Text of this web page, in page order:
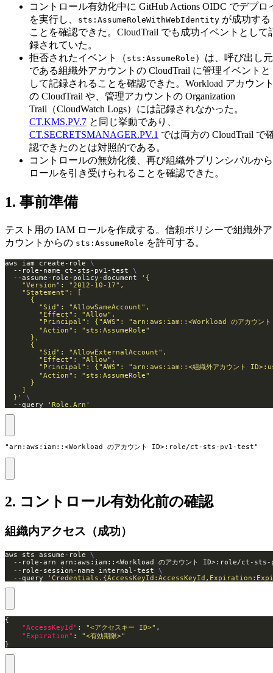
コントロール有効化中に GitHub Actions OIDC でデプロ
を実行し、
sts:AssumeRoleWithWebIdentity が成功する
ことを確認できた。CloudTrail でも成功イベントとして
録されていた。
拒否されたイベント（ sts:AssumeRole ）は、呼び出し元
である組織外アカウントの CloudTrail に管理イベントと
して記録されることを確認できた。Workload アカウン
の CloudTrail や、管理アカウントの Organization
Trail（CloudWatch Logs）には記録されなかった。
CT.KMS.PV.7 と同じ挙動であり、
CT.SECRETSMANAGER.PV.1 では両方の CloudTrail で
認できたのとは対照的である。
コントロールの無効化後、再び組織外プリンシパルから
ロールを引き受けられることを確認できた。
1. 事前準備
テスト用の IAM ロールを作成する。信頼ポリシーで組織外ア
カウントからの sts:AssumeRole を許可する。
aws iam create-role
  --role-name ct-sts-pv1-test
  --assume-role-policy-document
  }'
  --query
'Role.Arn'
"arn:aws:iam::<Workload のアカウント ID>:role/ct-sts-pv1-test"
2. コントロール有効化前の確認
組織内アクセス（成功）
aws sts assume-role
--role-arn arn:aws:iam::<Workload のアカウント ID>:role/ct-
  --role-session-name internal-test
  --query
"AccessKeyId" : "<アクセスキー ID>"
"Expiration" : "<有効期限>"
}